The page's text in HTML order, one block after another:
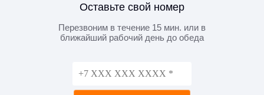
Оставьте свой номер
Перезвоним в течение 15 мин. или в
ближайший рабочий день до обеда